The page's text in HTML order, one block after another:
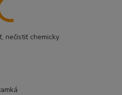
nečistiť chemicky